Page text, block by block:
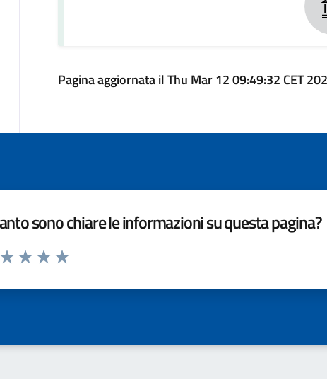
Pagina aggiornata il Thu Mar 12 09:49:32 CET
sono chiare le informazioni su questa pagina?
da 1 a 5 stelle la pagina